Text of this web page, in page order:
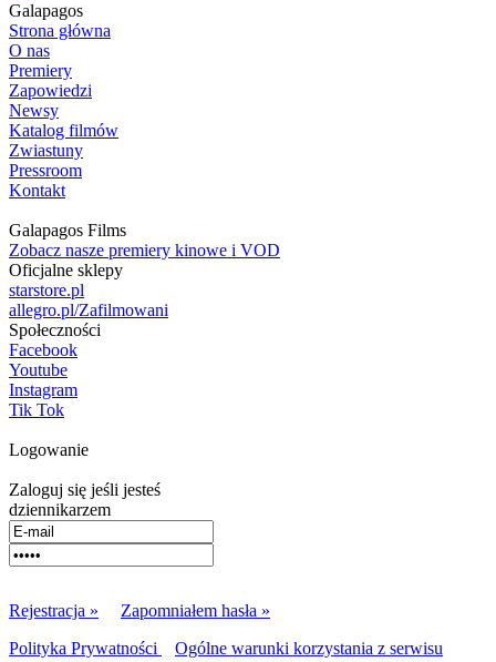
Galapagos
Strona główna
O nas
Premiery
Zapowiedzi
Newsy
Katalog filmów
Zwiastuny
Pressroom
Kontakt
Galapagos Films
Zobacz nasze premiery kinowe i VOD
Oficjalne sklepy
starstore.pl
allegro.pl/Zafilmowani
Społeczności
Facebook
Youtube
Instagram
Tik Tok
Logowanie
Zaloguj się jeśli jesteś
dziennikarzem
Rejestracja »
Zapomniałem hasła »
Polityka Prywatności
Ogólne warunki korzystania z serwisu